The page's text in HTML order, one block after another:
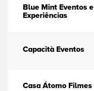
Blue Mint Eventos e
Experiências
Capacità Eventos
Casa Átomo Filmes